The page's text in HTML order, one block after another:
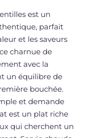
est un
parfait
et les saveurs
charnue de
avec la
un équilibre de
bouchée.
et demande
est un plat riche
qui cherchent un